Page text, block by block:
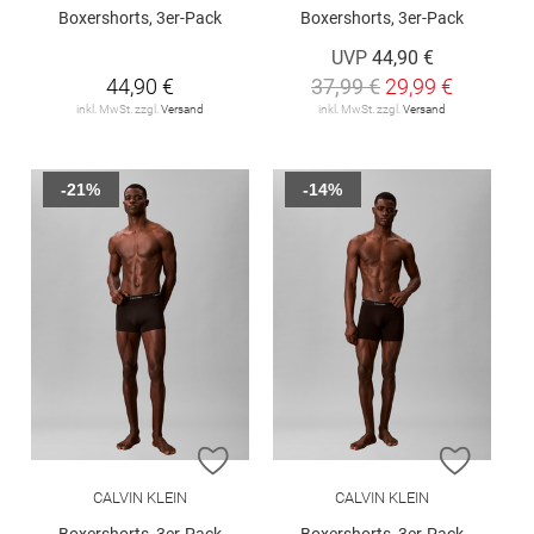
Boxershorts, 3er-Pack
44,90 €
inkl. MwSt. zzgl. Versand
Boxershorts, 3er-Pack
UVP 44,90 €
37,99 € 29,99 €
inkl. MwSt. zzgl. Versand
ZUR WUNSCHLISTE HINZUFÜGEN
CALVIN KLEIN
-21%
ZUR
CALVIN KLEIN
-14%